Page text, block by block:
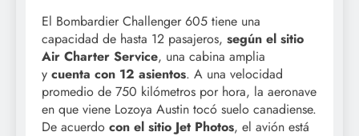
El Bombardier Challenger 605 tiene una
capacidad de hasta 12 pasajeros, según el sitio
Air Charter Service, una cabina amplia
y cuenta con 12 asientos. A una velocidad
promedio de 750 kilómetros por hora, la aeronave
en que viene Lozoya Austin tocó suelo canadiense.
De acuerdo con el sitio Jet Photos, el avión está